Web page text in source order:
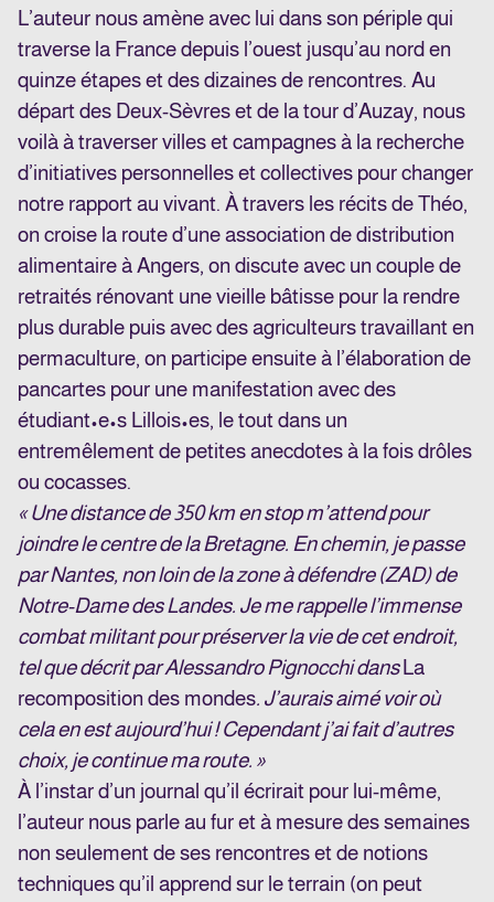
L’auteur nous amène avec lui dans son périple qui
traverse la France depuis l’ouest jusqu’au nord en
quinze étapes et des dizaines de rencontres. Au
départ des Deux-Sèvres et de la tour d’Auzay, nous
voilà à traverser villes et campagnes à la recherche
d’initiatives personnelles et collectives pour changer
notre rapport au vivant. À travers les récits de Théo,
on croise la route d’une association de distribution
alimentaire à Angers, on discute avec un couple de
retraités rénovant une vieille bâtisse pour la rendre
plus durable puis avec des agriculteurs travaillant en
permaculture, on participe ensuite à l’élaboration de
pancartes pour une manifestation avec des
étudiant•e•s Lillois•es, le tout dans un
entremêlement de petites anecdotes à la fois drôles
ou cocasses.
« Une distance de 350 km en stop m’attend pour
joindre le centre de la Bretagne. En chemin, je passe
par Nantes, non loin de la zone à défendre (ZAD) de
Notre-Dame des Landes. Je me rappelle l’immense
combat militant pour préserver la vie de cet endroit,
tel que décrit par Alessandro Pignocchi dansLa
recomposition des mondes. J’aurais aimé voir où
cela en est aujourd’hui ! Cependant j’ai fait d’autres
choix, je continue ma route. »
À l’instar d’un journal qu’il écrirait pour lui-même,
l’auteur nous parle au fur et à mesure des semaines
non seulement de ses rencontres et de notions
techniques qu’il apprend sur le terrain (on peut